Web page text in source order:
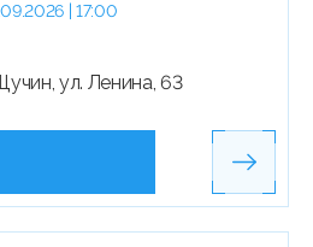
| 17:00
ул. Ленина, 63